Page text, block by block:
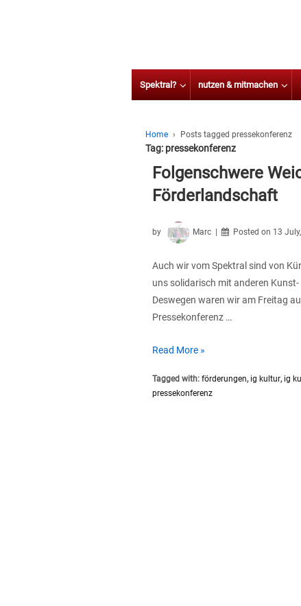
Spektral? nutzen & mitmachen
Home › Posts tagged pressekonferenz
Tag: pressekonferenz
Folgenschwere
Förderlandschaft
by Marc Posted on 13
Auch wir vom Spektral sind von
uns solidarisch mit anderen
Deswegen waren wir am Freitag
Pressekonferenz …
Folgenschwere
in
der
Read More »
Tagged with: förderungen, ig kultur, ig
pressekonferenz